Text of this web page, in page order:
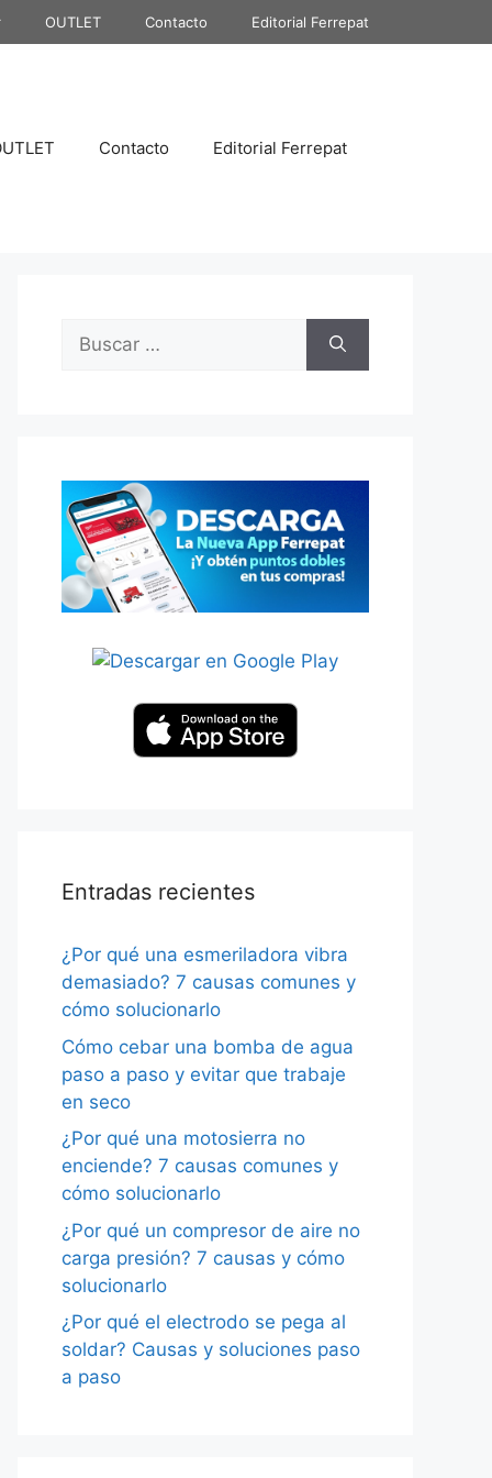
OUTLET Contacto Editorial Ferrepat
Contacto Editorial Ferrepat
Buscar:
Entradas recientes
¿Por qué una esmeriladora vibra
demasiado? 7 causas comunes y
cómo solucionarlo
Cómo cebar una bomba de agua
paso a paso y evitar que trabaje
en seco
¿Por qué una motosierra no
enciende? 7 causas comunes y
cómo solucionarlo
¿Por qué un compresor de aire no
carga presión? 7 causas y cómo
solucionarlo
¿Por qué el electrodo se pega al
soldar? Causas y soluciones paso
a paso